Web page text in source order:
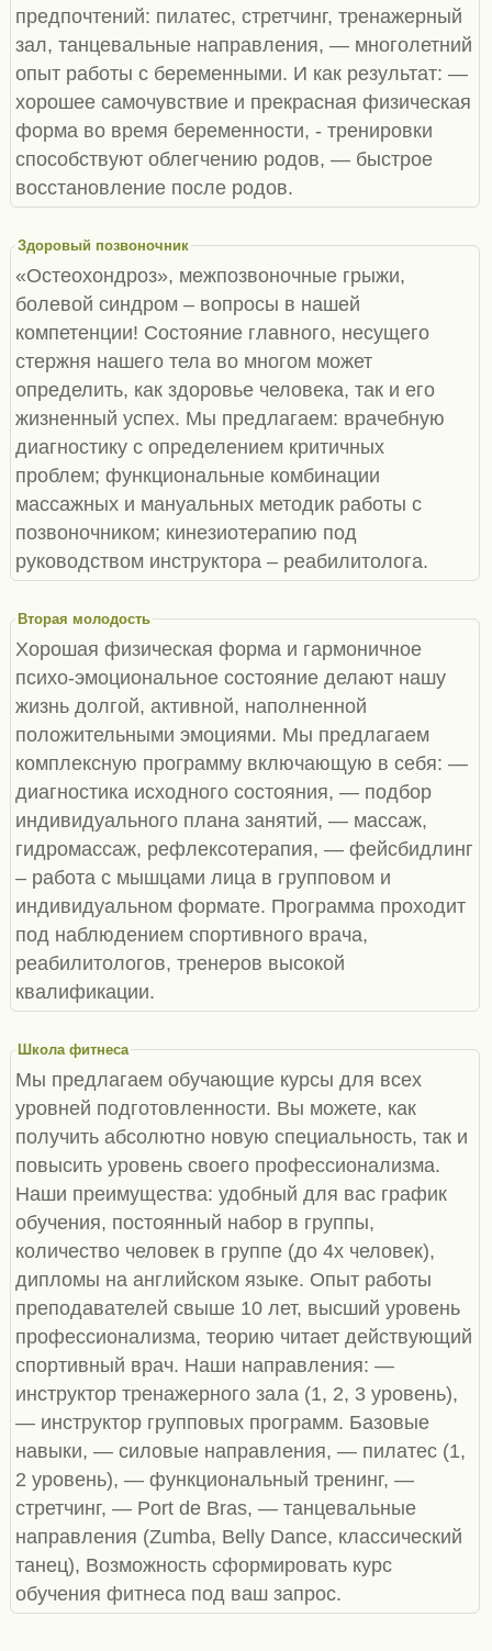
предпочтений: пилатес, стретчинг, тренажерный
зал, танцевальные направления, — многолетний
опыт работы с беременными. И как результат: —
хорошее самочувствие и прекрасная физическая
форма во время беременности, - тренировки
способствуют облегчению родов, — быстрое
восстановление после родов.
Здоровый позвоночник
«Остеохондроз», межпозвоночные грыжи,
болевой синдром – вопросы в нашей
компетенции! Состояние главного, несущего
стержня нашего тела во многом может
определить, как здоровье человека, так и его
жизненный успех. Мы предлагаем: врачебную
диагностику с определением критичных
проблем; функциональные комбинации
массажных и мануальных методик работы с
позвоночником; кинезиотерапию под
руководством инструктора – реабилитолога.
Вторая молодость
Хорошая физическая форма и гармоничное
психо-эмоциональное состояние делают нашу
жизнь долгой, активной, наполненной
положительными эмоциями. Мы предлагаем
комплексную программу включающую в себя: —
диагностика исходного состояния, — подбор
индивидуального плана занятий, — массаж,
гидромассаж, рефлексотерапия, — фейсбидлинг
– работа с мышцами лица в групповом и
индивидуальном формате. Программа проходит
под наблюдением спортивного врача,
реабилитологов, тренеров высокой
квалификации.
Школа фитнеса
Мы предлагаем обучающие курсы для всех
уровней подготовленности. Вы можете, как
получить абсолютно новую специальность, так и
повысить уровень своего профессионализма.
Наши преимущества: удобный для вас график
обучения, постоянный набор в группы,
количество человек в группе (до 4х человек),
дипломы на английском языке. Опыт работы
преподавателей свыше 10 лет, высший уровень
профессионализма, теорию читает действующий
спортивный врач. Наши направления: —
инструктор тренажерного зала (1, 2, 3 уровень),
— инструктор групповых программ. Базовые
навыки, — силовые направления, — пилатес (1,
2 уровень), — функциональный тренинг, —
стретчинг, — Port de Bras, — танцевальные
направления (Zumba, Belly Dancе, классический
танец), Возможность сформировать курс
обучения фитнеса под ваш запрос.